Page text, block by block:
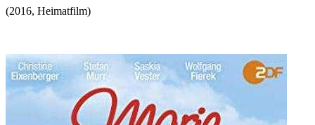
(2016, Heimatfilm)